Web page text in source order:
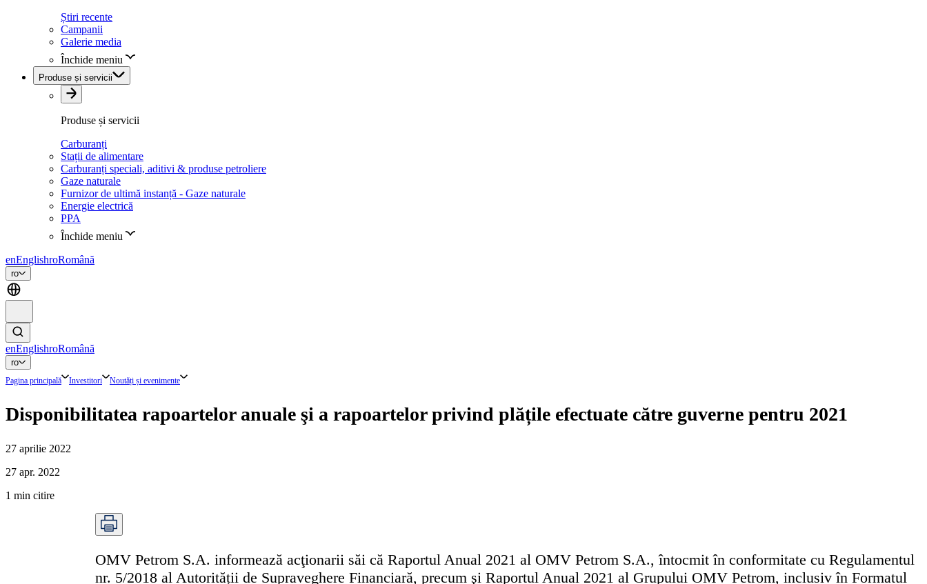
Știri recente
Campanii
Galerie media
Închide meniu
Produse și servicii
Produse și servicii
Carburanți
Stații de alimentare
Carburanți speciali, aditivi & produse petroliere
Gaze naturale
Furnizor de ultimă instanță - Gaze naturale
Energie electrică
PPA
Închide meniu
enEnglishroRomână
ro
enEnglishroRomână
ro
Pagina principală Investitori Noutăți și evenimente
Disponibilitatea rapoartelor anuale şi a rapoartelor privind plățile efectuate către guverne pentru 2021
27 aprilie 2022
27 apr. 2022
1 min citire
OMV Petrom S.A. informează acţionarii săi că Raportul Anual 2021 al OMV Petrom S.A., întocmit în conformitate cu Regulamentul
nr. 5/2018 al Autorității de Supraveghere Financiară, precum şi Raportul Anual 2021 al Grupului OMV Petrom, inclusiv în Formatul